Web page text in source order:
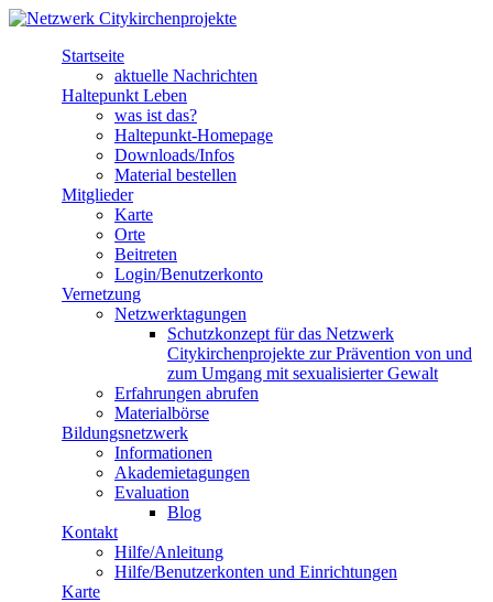
Direkt zum Inhalt
Netzwerk
Citykirchenprojekte
Startseite
aktuelle Nachrichten
Haltepunkt Leben
was ist das?
Haltepunkt-Homepage
Downloads/Infos
Material bestellen
Mitglieder
Karte
Orte
Beitreten
Login/Benutzerkonto
Vernetzung
Netzwerktagungen
Schutzkonzept für das Netzwerk
Citykirchenprojekte zur Prävention von und
zum Umgang mit sexualisierter Gewalt
Erfahrungen abrufen
Materialbörse
Bildungsnetzwerk
Informationen
Akademietagungen
Evaluation
Blog
Kontakt
Hilfe/Anleitung
Hilfe/Benutzerkonten und Einrichtungen
Karte